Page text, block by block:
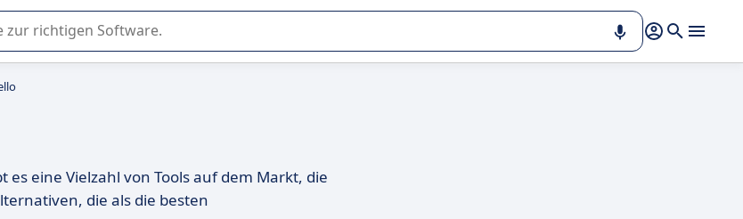
Auswahl von SaaS-Software in Unternehmen.
eine Vielzahl von Tools auf dem Markt, die
die als die besten